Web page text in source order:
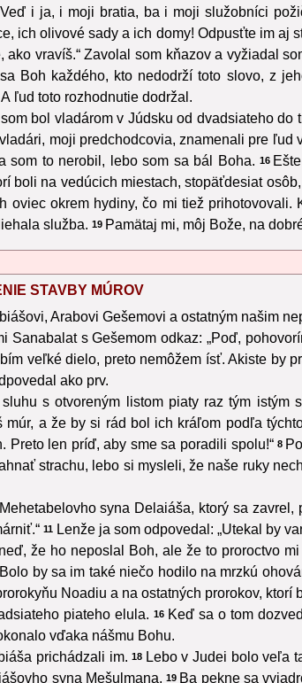
Veď i ja, i moji bratia, ba i moji služobníci
ich olivové sady a ich domy! Odpusťte im aj
vravíš.“ Zavolal som kňazov a vyžiadal
Boh každého, kto nedodrží toto slovo, z
ľud toto rozhodnutie dodržal.
bol vladárom v Júdsku od dvadsiateho do
moji predchodcovia, znamenali pre
som to nerobil, lebo som sa bál Boha. 16
boli na vedúcich miestach, stopäťdesiat
oviec okrem hydiny, čo mi tiež
služba. 19 Pamätaj mi, môj Bože, na
STAVBY MÚROV
Arabovi Gešemovi a ostatným našim
Sanabalat s Gešemom odkaz: „Poď,
veľké dielo, preto nemôžem ísť. Akiste by
ako prv.
s otvoreným listom piaty raz tým istým
a že by si rád bol ich kráľom podľa
Preto len príď, aby sme sa poradili spolu!“ 8
strachu, lebo si mysleli, že naše ruky
syna Delaiáša, ktorý sa
11 Lenže ja som odpovedal: „Utekal by
že ho neposlal Boh, ale že to proroctvo
by sa im také niečo hodilo na mrzkú
Noadiu a na ostatných prorokov, ktorí
piateho elula. 16 Keď sa o tom
vďaka nášmu Bohu.
prichádzali im. 18 Lebo v Judei bolo veľa
syna Mešulmana. 19 Ba pekne sa